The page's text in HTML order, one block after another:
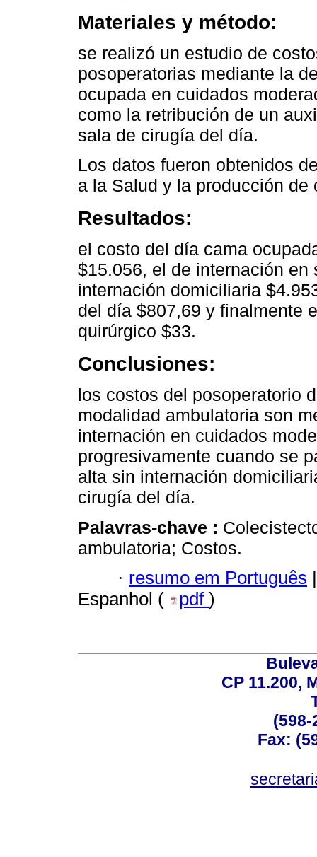
Materiales y método:
se realizó un estudio de
posoperatorias mediante la
ocupada en cuidados
como la retribución de un
sala de cirugía del día.
Los datos fueron obtenidos
a la Salud y la producción de
Resultados:
el costo del día cama
$15.056, el de internación
internación domiciliaria
del día $807,69 y finalmente
quirúrgico $33.
Conclusiones:
los costos del posoperatorio
modalidad ambulatoria son
internación en cuidados
progresivamente cuando se
alta sin internación
cirugía del día.
Palavras-chave :
ambulatoria; Costos.
· resumo em Português |
Espanhol (
pdf )
CP 11.200,
(598-
Fax: